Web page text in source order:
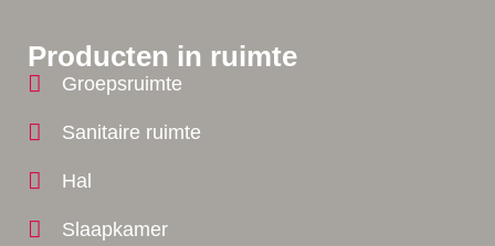
Producten in ruimte
Groepsruimte
Sanitaire ruimte
Hal
Slaapkamer